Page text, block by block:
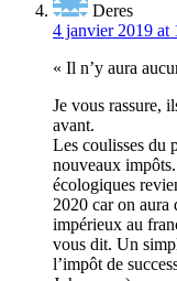
Deres
4 janvier 2019 at
« Il n’y aura
Je vous rassure,
avant.
Les coulisses du
nouveaux
écologiques
2020 car on aura
impérieux au
vous dit. Un
l’impôt de